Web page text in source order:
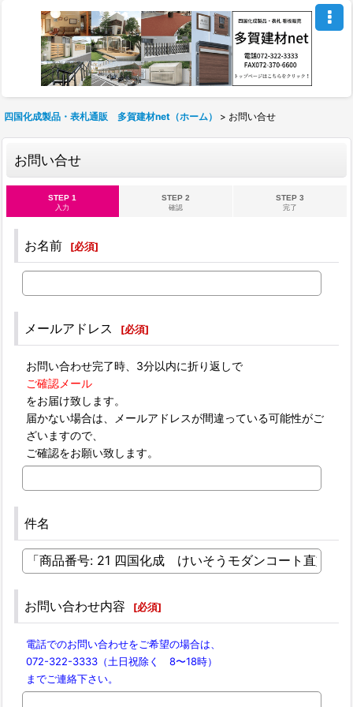
四国化成製品・表札通販 多賀建材net（ホーム） > お問い合せ
お問い合せ
STEP 1
入力
STEP 2
確認
STEP 3
完了
お名前 [必須]
メールアドレス [必須]
お問い合わせ完了時、3分以内に折り返しで
ご確認メール
をお届け致します。
届かない場合は、メールアドレスが間違っている可能性がご
ざいますので、
ご確認をお願い致します。
件名
お問い合わせ内容 [必須]
電話でのお問い合わせをご希望の場合は、
072-322-3333（土日祝除く 8〜18時）
までご連絡下さい。